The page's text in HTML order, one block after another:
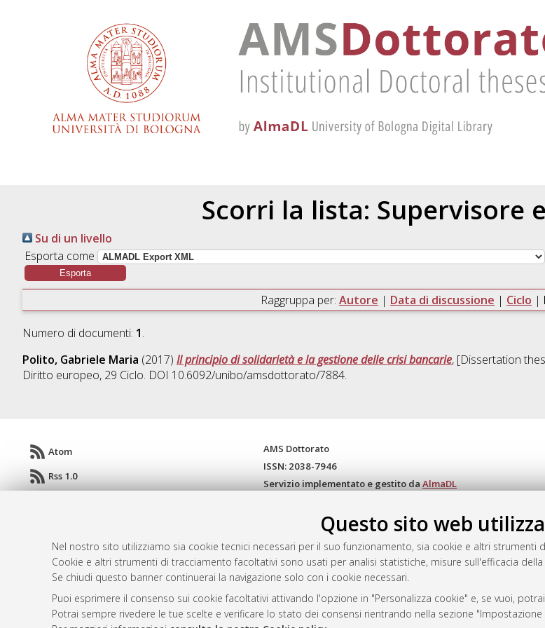
Questo sito web
Nel nostro sito utilizziamo sia cookie tecnici necessari per il suo funzionamento, sia cookie e altri
Cookie e altri strumenti di tracciamento facoltativi sono usati per analisi statistiche, misure sull'efficacia
Se chiudi questo banner continuerai la navigazione solo con i cookie necessari.
Puoi esprimere il consenso sui cookie facoltativi attivando l'opzione in "Personalizza cookie" e, se vuoi,
Potrai sempre rivedere le tue scelte e verificare lo stato dei consensi rientrando nella sezione
Scorri la lista: Supervisore
Su di un livello
Esporta come
Raggruppa per: Autore | Data di discussione | Ciclo |
Numero di documenti: 1.
Polito, Gabriele Maria (2017) Il principio di solidarietà e la gestione delle crisi bancarie, [Dissertation
Diritto europeo, 29 Ciclo. DOI 10.6092/unibo/amsdottorato/7884.
Atom
Rss 1.0
AMS Dottorato
ISSN: 2038-7946
Servizio implementato e gestito da AlmaDL
Informativa sulla privacy
Condizioni d’uso del sito
© ALMA MATER STUDIORUM - Università di Bologna, 2007-2026.